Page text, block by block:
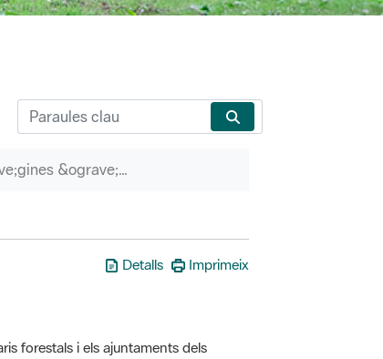
P&agrave;gines &ograve;rfenes
Detalls Imprimeix
forestals i els ajuntaments dels